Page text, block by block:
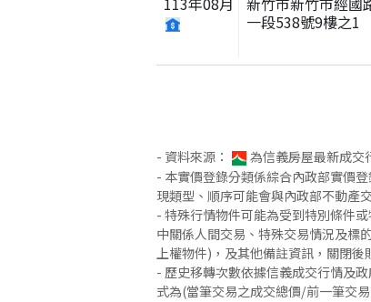
一段538號9樓之1
- 資料來源： 為信義房屋最新成交
- 本實價登錄分類係綜合內政部實價
現類型、順序可能會與內政部不動產
- 特殊行情物件可能為受到特別條件
中關係人間交易、特殊交易情況及標
上權物件)，及其他備註資訊，關閉後
- 歷史移轉次數依據信義成交行情及
式為(當筆交易之成交總價/前一筆交